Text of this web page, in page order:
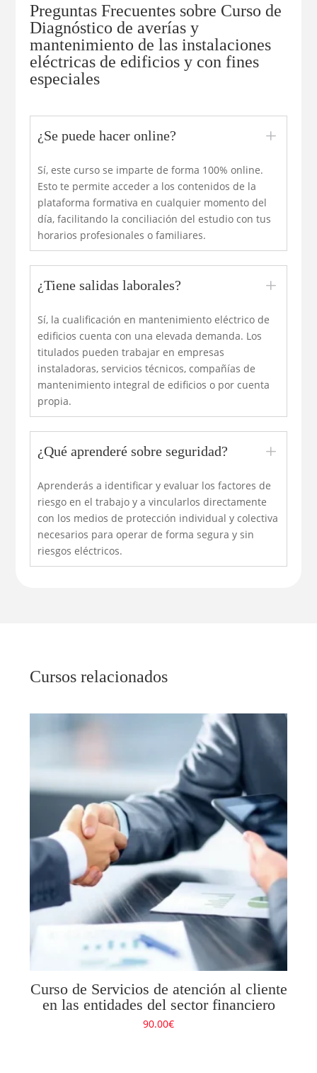
Preguntas Frecuentes sobre Curso de
Diagnóstico de averías y
mantenimiento de las instalaciones
eléctricas de edificios y con fines
especiales
¿Se puede hacer online? L
Sí, este curso se imparte de forma 100% online.
Esto te permite acceder a los contenidos de la
plataforma formativa en cualquier momento del
día, facilitando la conciliación del estudio con tus
horarios profesionales o familiares.
¿Tiene salidas laborales? L
Sí, la cualificación en mantenimiento eléctrico de
edificios cuenta con una elevada demanda. Los
titulados pueden trabajar en empresas
instaladoras, servicios técnicos, compañías de
mantenimiento integral de edificios o por cuenta
propia.
¿Qué aprenderé sobre seguridad? L
Aprenderás a identificar y evaluar los factores de
riesgo en el trabajo y a vincularlos directamente
con los medios de protección individual y colectiva
necesarios para operar de forma segura y sin
riesgos eléctricos.
Cursos relacionados
Curso de Servicios de atención al cliente
en las entidades del sector financiero
90.00€